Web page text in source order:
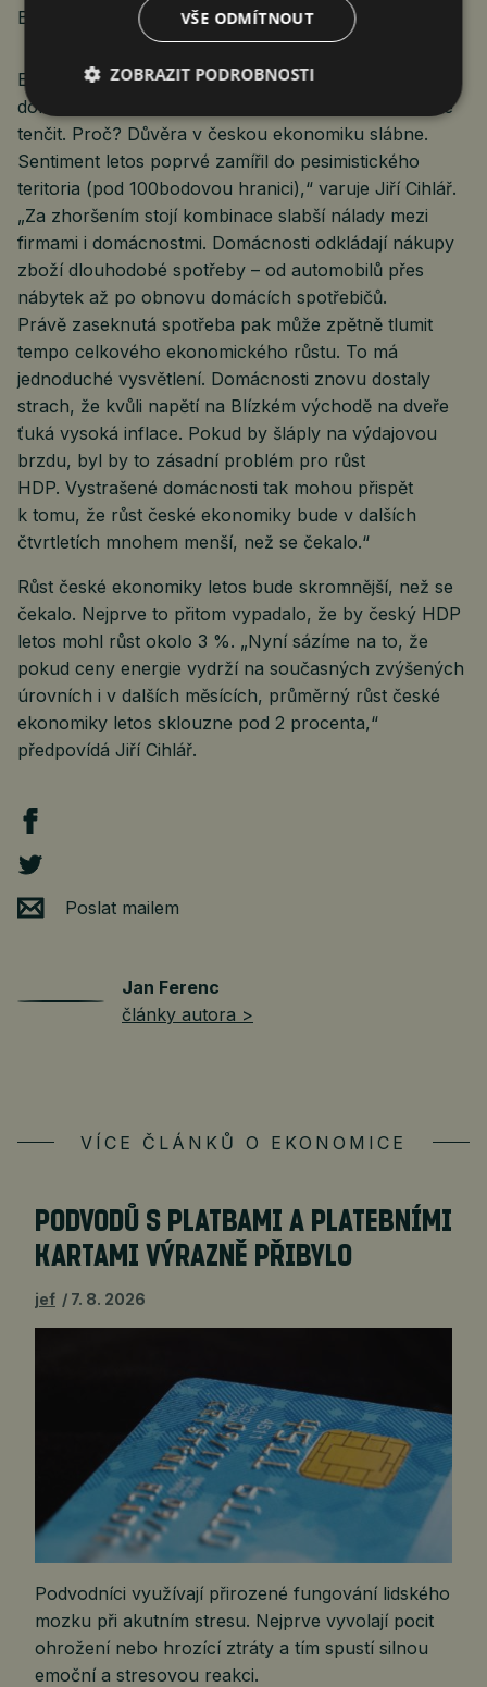
Bureš, hlavní ekonom skupiny ČSOB.
Ekonomiku budou dál podporovat útraty českých
domácností. „Bojíme se ale, že se tato podpora bude
tenčit. Proč? Důvěra v českou ekonomiku slábne.
Sentiment letos poprvé zamířil do pesimistického
teritoria (pod 100bodovou hranici),“ varuje Jiří Cihlář.
„Za zhoršením stojí kombinace slabší nálady mezi
firmami i domácnostmi. Domácnosti odkládají nákupy
zboží dlouhodobé spotřeby – od automobilů přes
nábytek až po obnovu domácích spotřebičů.
Právě zaseknutá spotřeba pak může zpětně tlumit
tempo celkového ekonomického růstu. To má
jednoduché vysvětlení. Domácnosti znovu dostaly
strach, že kvůli napětí na Blízkém východě na dveře
ťuká vysoká inflace. Pokud by šláply na výdajovou
brzdu, byl by to zásadní problém pro růst
HDP. Vystrašené domácnosti tak mohou přispět
k tomu, že růst české ekonomiky bude v dalších
čtvrtletích mnohem menší, než se čekalo.“
Růst české ekonomiky letos bude skromnější, než se
čekalo. Nejprve to přitom vypadalo, že by český HDP
letos mohl růst okolo 3 %. „Nyní sázíme na to, že
pokud ceny energie vydrží na současných zvýšených
úrovních i v dalších měsících, průměrný růst české
ekonomiky letos sklouzne pod 2 procenta,“
předpovídá Jiří Cihlář.
Poslat mailem
Jan Ferenc
články autora >
VÍCE ČLÁNKŮ O EKONOMICE
PODVODŮ S PLATBAMI A PLATEBNÍMI
KARTAMI VÝRAZNĚ PŘIBYLO
jef 7. 8. 2026
Podvodníci využívají přirozené fungování lidského
mozku při akutním stresu. Nejprve vyvolají pocit
ohrožení nebo hrozící ztráty a tím spustí silnou
emoční a stresovou reakci.
VŠE ODMÍTNOUT
ZOBRAZIT PODROBNOSTI